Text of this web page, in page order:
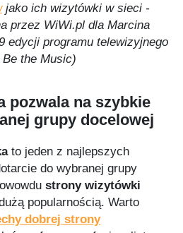
jako ich wizytówki w sieci -
przez WiWi.pl dla Marcina
edycji programu telewizyjnego
the Music)
pozwala na szybkie
grupy docelowej
to jeden z najlepszych
do wybranej grupy
strony wizytówki
popularnością. Warto
dobrej strony